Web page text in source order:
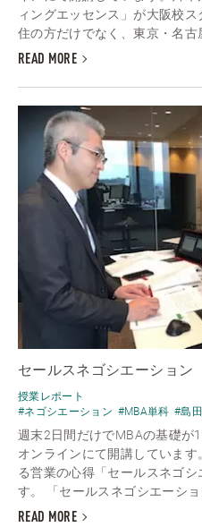
ィングエッセンス」が大阪校
住の方だけでなく、東京・名古
READ MORE
セールスネゴシエーション
授業レポート
#ネゴシエーション #MBA単科 #島
週末2日間だけでMBAの基礎が
オンラインにて開講していま
る営業の心得「セールスネゴ
す。 「セールスネゴシエーショ
READ MORE